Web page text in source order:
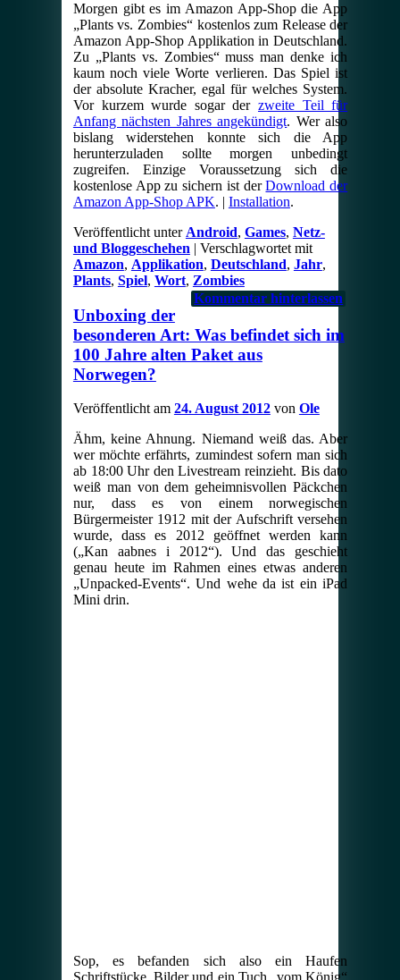
Morgen gibt es im Amazon App-Shop die App
„Plants vs. Zombies“ kostenlos zum Release der
Amazon App-Shop Applikation in Deutschland.
Zu „Plants vs. Zombies“ muss man denke ich
kaum noch viele Worte verlieren. Das Spiel ist
der absolute Kracher, egal für welches System.
Vor kurzem wurde sogar der zweite Teil für
Anfang nächsten Jahres angekündigt. Wer also
bislang widerstehen konnte sich die App
herunterzuladen sollte morgen unbedingt
zugreifen. Einzige Voraussetzung sich die
kostenlose App zu sichern ist derDownload der
Amazon App-Shop APK. | Installation.
Veröffentlicht unter Android, Games, Netz-
und Bloggeschehen | Verschlagwortet mit
Amazon, Applikation, Deutschland, Jahr,
Plants, Spiel, Wort, Zombies
Kommentar hinterlassen
Unboxing der
besonderen Art: Was befindet sich im
100 Jahre alten Paket aus
Norwegen?
Veröffentlicht am 24. August 2012 von Ole
Ähm, keine Ahnung. Niemand weiß das. Aber
wer möchte erfährts, zumindest sofern man sich
ab 18:00 Uhr den Livestream reinzieht. Bis dato
weiß man von dem geheimnisvollen Päckchen
nur, dass es von einem norwegischen
Bürgermeister 1912 mit der Aufschrift versehen
wurde, dass es 2012 geöffnet werden kann
(„Kan aabnes i 2012“). Und das geschieht
genau heute im Rahmen eines etwas anderen
„Unpacked-Events“. Und wehe da ist ein iPad
Mini drin.
Sop, es befanden sich also ein Haufen